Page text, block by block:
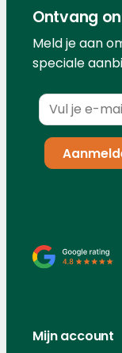
Ontvang
Meld je aan
speciale
Mijn account